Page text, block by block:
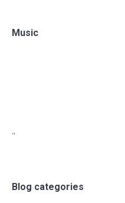
Music
"
Blog categories